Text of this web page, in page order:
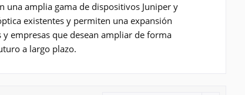
una amplia gama de dispositivos Juniper y
existentes y permiten una expansión
empresas que desean ampliar de forma
a largo plazo.